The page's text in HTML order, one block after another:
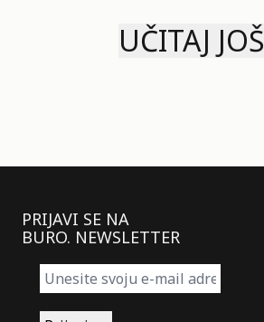
UČITAJ JOŠ
PRIJAVI SE NA
BURO. NEWSLETTER